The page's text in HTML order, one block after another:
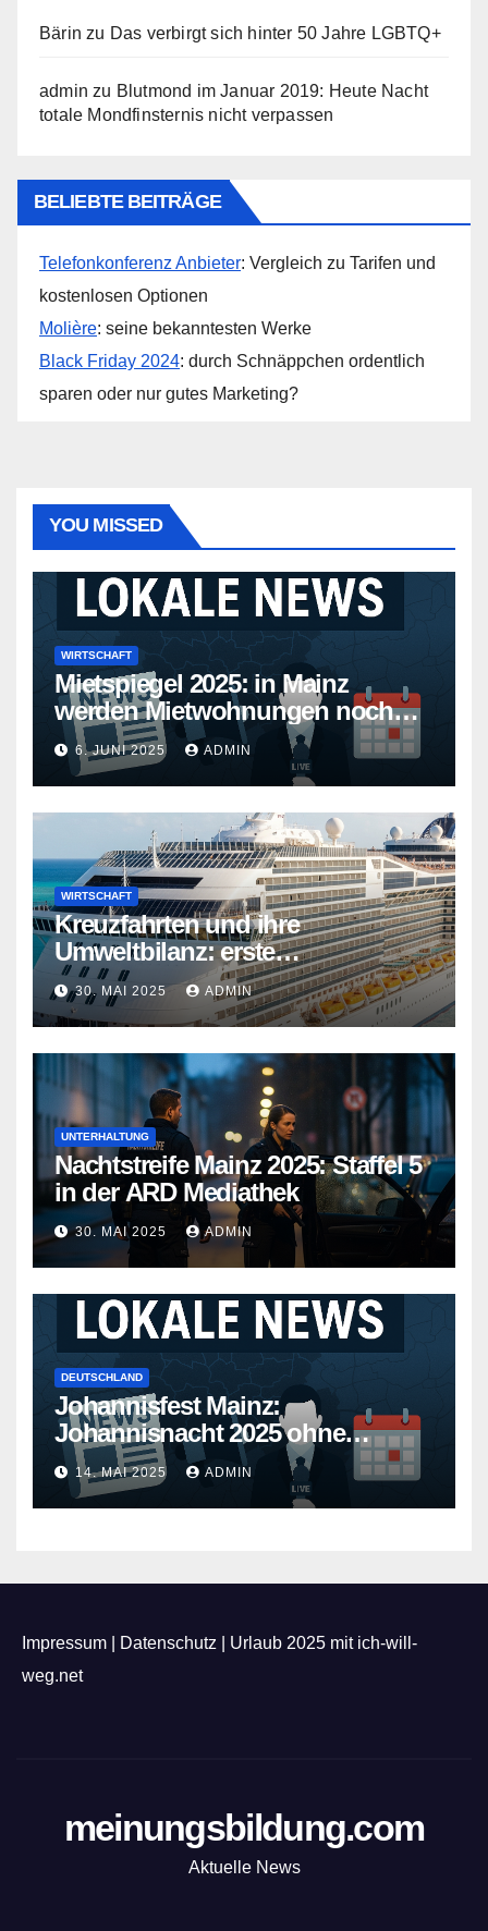
Bärin zu Das verbirgt sich hinter 50 Jahre LGBTQ+
admin zu Blutmond im Januar 2019: Heute Nacht
totale Mondfinsternis nicht verpassen
BELIEBTE BEITRÄGE
Telefonkonferenz Anbieter: Vergleich zu Tarifen und
kostenlosen Optionen
Molière: seine bekanntesten Werke
Black Friday 2024: durch Schnäppchen ordentlich
sparen oder nur gutes Marketing?
YOU MISSED
WIRTSCHAFT
Mietspiegel 2025: in Mainz
werden Mietwohnungen noch
teurer
6. JUNI 2025 ADMIN
WIRTSCHAFT
Kreuzfahrten und ihre
Umweltbilanz: erste
Kreuzfahrtschiffe gehen neue
Wege
30. MAI 2025 ADMIN
UNTERHALTUNG
Nachtstreife Mainz 2025: Staffel 5
in der ARD Mediathek
30. MAI 2025 ADMIN
DEUTSCHLAND
Johannisfest Mainz:
Johannisnacht 2025 ohne
Feuerwerk
14. MAI 2025 ADMIN
Impressum Datenschutz
Urlaub 2025 mit ich-will-
weg.net
meinungsbildung.com
Aktuelle News